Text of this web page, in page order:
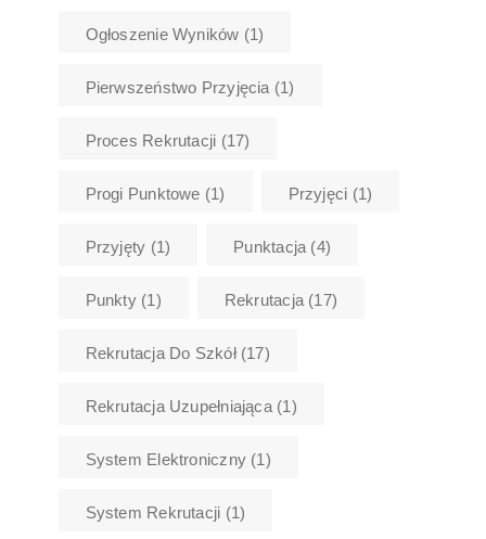
Ogłoszenie Wyników (1)
Pierwszeństwo Przyjęcia (1)
Proces Rekrutacji (17)
Progi Punktowe (1) Przyjęci (1)
Przyjęty (1) Punktacja (4)
Punkty(1) Rekrutacja (17)
Rekrutacja Do Szkół(17)
Rekrutacja Uzupełniająca(1)
System Elektroniczny (1)
System Rekrutacji (1)